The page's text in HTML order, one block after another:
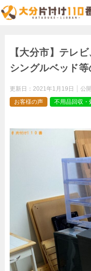
【大分市】テレ
シングルベッド等
更新日： 2021年1月19日 公
お客様の声
不用品回収・